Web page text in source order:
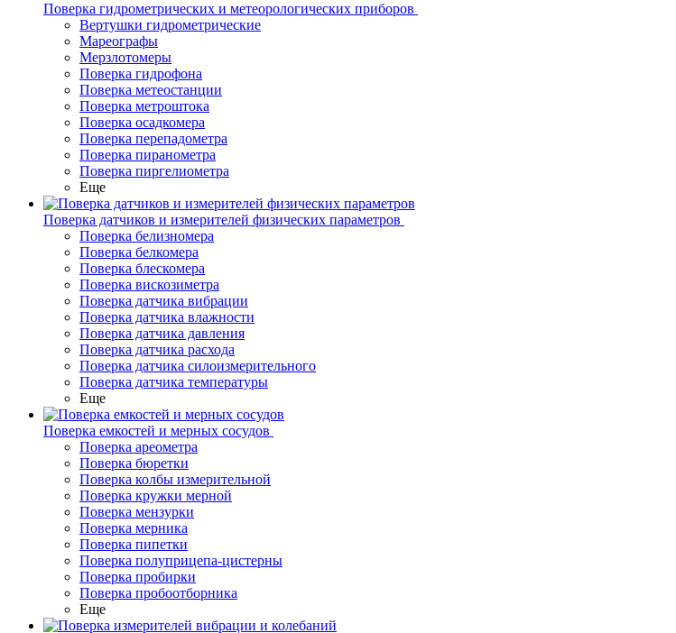
Поверка гидрометрических и метеорологических приборов
Вертушки гидрометрические
Мареографы
Мерзлотомеры
Поверка гидрофона
Поверка метеостанции
Поверка метроштока
Поверка осадкомера
Поверка перепадометра
Поверка пиранометра
Поверка пиргелиометра
Еще
Поверка датчиков и измерителей физических параметров
Поверка белизномера
Поверка белкомера
Поверка блескомера
Поверка вискозиметра
Поверка датчика вибрации
Поверка датчика влажности
Поверка датчика давления
Поверка датчика расхода
Поверка датчика силоизмерительного
Поверка датчика температуры
Еще
Поверка емкостей и мерных сосудов
Поверка ареометра
Поверка бюретки
Поверка колбы измерительной
Поверка кружки мерной
Поверка мензурки
Поверка мерника
Поверка пипетки
Поверка полуприцепа-цистерны
Поверка пробирки
Поверка пробоотборника
Еще